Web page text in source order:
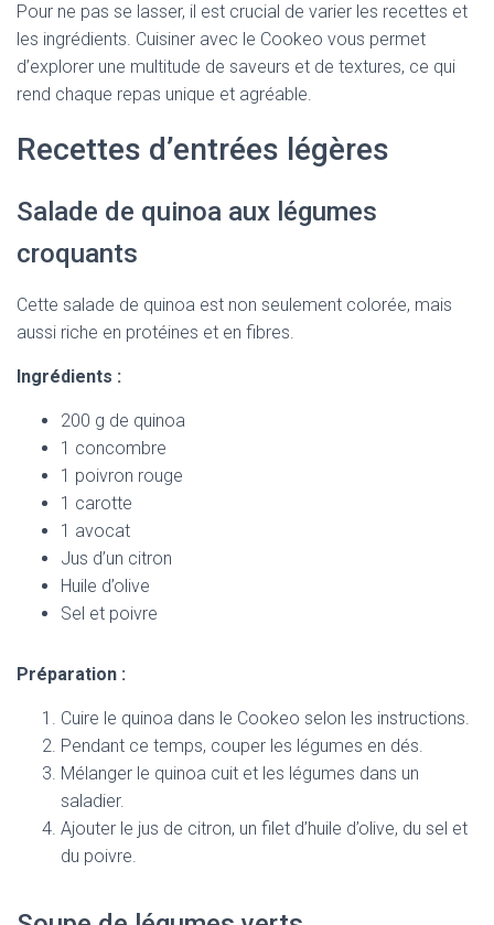
Pour ne pas se lasser, il est crucial de varier les recettes et
les ingrédients. Cuisiner avec le Cookeo vous permet
d’explorer une multitude de saveurs et de textures, ce qui
rend chaque repas unique et agréable.
Recettes d’entrées légères
Salade de quinoa aux légumes
croquants
Cette salade de quinoa est non seulement colorée, mais
aussi riche en protéines et en fibres.
Ingrédients :
200 g de quinoa
1 concombre
1 poivron rouge
1 carotte
1 avocat
Jus d’un citron
Huile d’olive
Sel et poivre
Préparation :
Cuire le quinoa dans le Cookeo selon les instructions.
Pendant ce temps, couper les légumes en dés.
Mélanger le quinoa cuit et les légumes dans un
saladier.
Ajouter le jus de citron, un filet d’huile d’olive, du sel et
du poivre.